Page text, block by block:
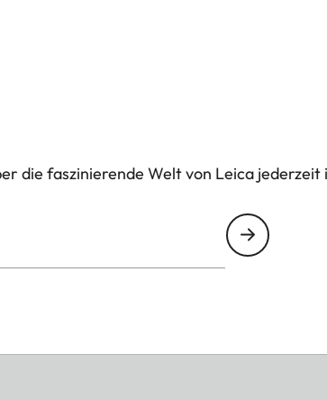
die faszinierende Welt von Leica